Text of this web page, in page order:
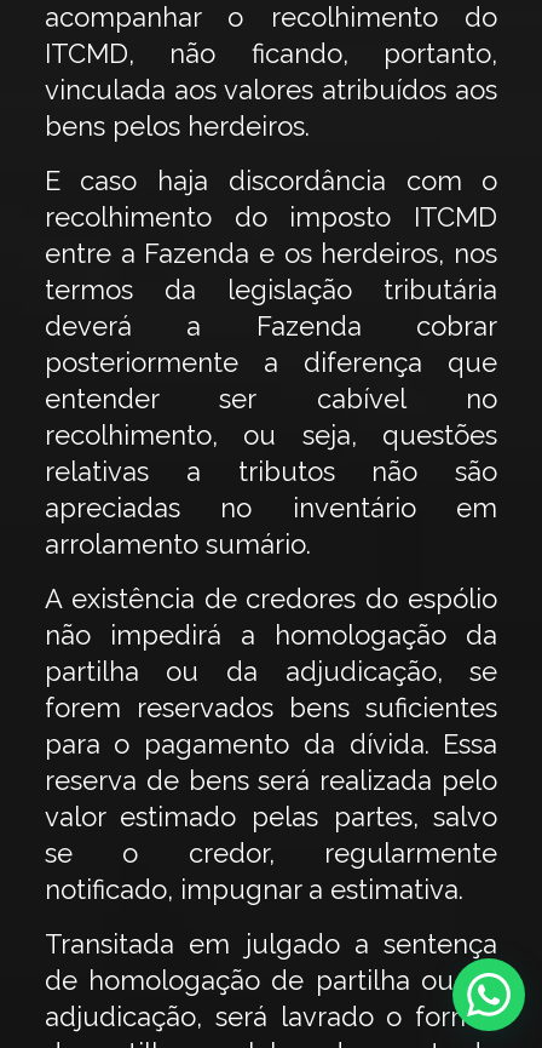
acompanhar o recolhimento do
ITCMD, não ficando, portanto,
vinculada aos valores atribuídos aos
bens pelos herdeiros.
E caso haja discordância com o
recolhimento do imposto ITCMD
entre a Fazenda e os herdeiros, nos
termos da legislação tributária
deverá a Fazenda cobrar
posteriormente a diferença que
entender ser cabível no
recolhimento, ou seja, questões
relativas a tributos não são
apreciadas no inventário em
arrolamento sumário.
A existência de credores do espólio
não impedirá a homologação da
partilha ou da adjudicação, se
forem reservados bens suficientes
para o pagamento da dívida. Essa
reserva de bens será realizada pelo
valor estimado pelas partes, salvo
se o credor, regularmente
notificado, impugnar a estimativa.
Transitada em julgado a sentença
de homologação de partilha ou de
adjudicação, será lavrado o formal